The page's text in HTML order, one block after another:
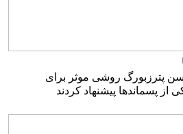
پترزبورگ روشی موثر برای
از پسماندها پیشنهاد کردند